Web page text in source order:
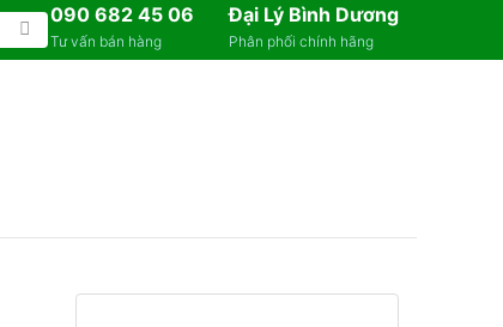
090 682 45 06
Tư vấn bán hàng
Đại Lý Bình Dương
Phân phối chính hãng